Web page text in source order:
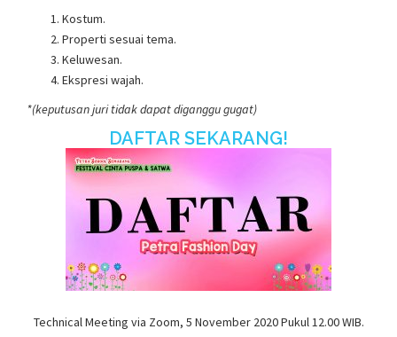
Kostum.
Properti sesuai tema.
Keluwesan.
Ekspresi wajah.
*(keputusan juri tidak dapat diganggu gugat)
DAFTAR SEKARANG!
Technical Meeting via Zoom, 5 November 2020 Pukul 12.00 WIB.